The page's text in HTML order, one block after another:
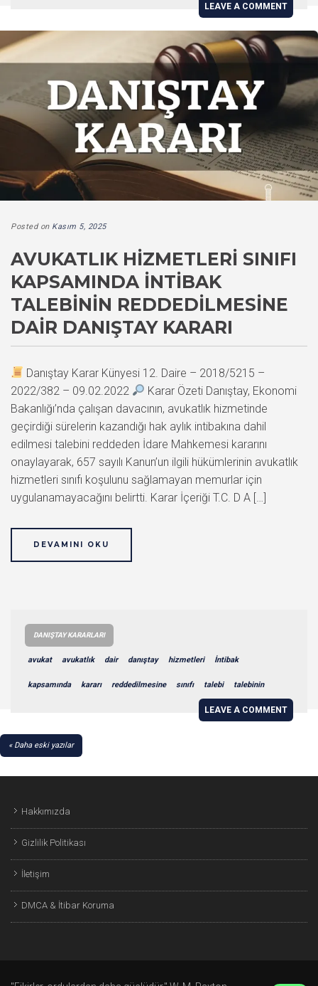
LEAVE A COMMENT
Posted on Kasım 5, 2025
AVUKATLIK HIZMETLERI SINIFI
KAPSAMINDA İNTIBAK
TALEBININ REDDEDILMESINE
DAIR DANIŞTAY KARARI
Danıştay Karar Künyesi 12. Daire – 2018/5215 –
2022/382 – 09.02.2022
Karar Özeti Danıştay, Ekonomi
Bakanlığı’nda çalışan davacının, avukatlık hizmetinde
geçirdiği sürelerin kazandığı hak aylık intibakına dahil
edilmesi talebini reddeden İdare Mahkemesi kararını
onaylayarak, 657 sayılı Kanun’un ilgili hükümlerinin avukatlık
hizmetleri sınıfı koşulunu sağlamayan memurlar için
uygulanamayacağını belirtti. Karar İçeriği T.C. D A […]
DEVAMINI OKU
DANIŞTAY KARARLARI
avukat avukatlık dair danıştay hizmetleri İntibak
kapsamında kararı reddedilmesine sınıfı talebi talebinin
LEAVE A COMMENT
YAZI
Daha eski yazılar
Hakkımızda
Gizlilik Politikası
İletişim
DMCA & İtibar Koruma